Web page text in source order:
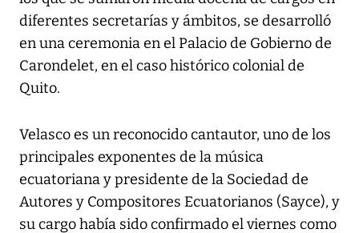
diferentes secretarías y ámbitos, se desarrolló
en una ceremonia en el Palacio de Gobierno de
Carondelet, en el caso histórico colonial de
Quito.
Velasco es un reconocido cantautor, uno de los
principales exponentes de la música
ecuatoriana y presidente de la Sociedad de
Autores y Compositores Ecuatorianos (Sayce), y
su cargo había sido confirmado el viernes como